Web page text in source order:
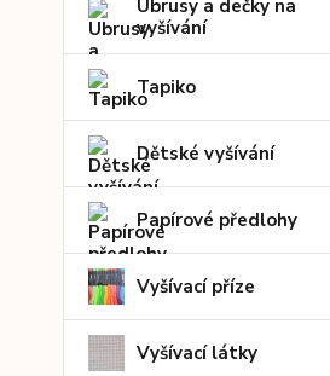
Ubrusy a dečky na
vyšívání
Tapiko
Dětské vyšívání
Papírové předlohy
Vyšívací příze
Vyšívací látky